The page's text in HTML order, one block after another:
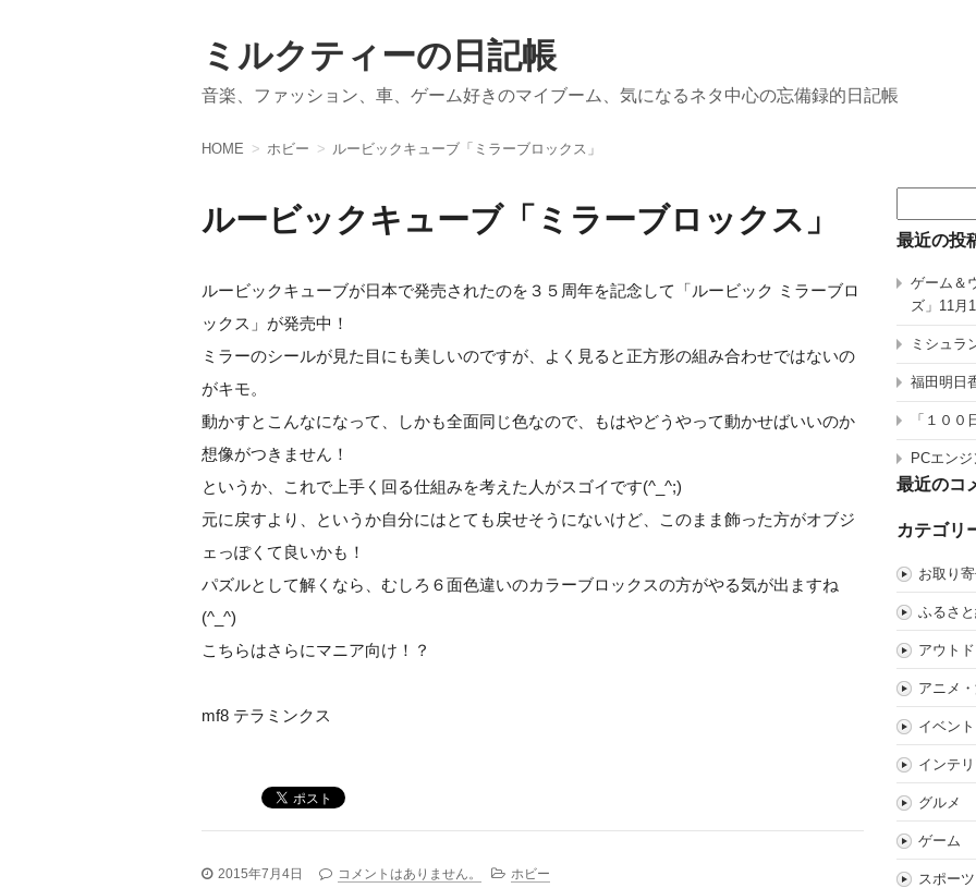
ミルクティーの日記帳
音楽、ファッション、車、ゲーム好きのマイブーム、気になるネタ中心の忘備録的日記帳
HOME ホビー ルービックキューブ「ミラーブロックス」
ルービックキューブ「ミラーブロックス」
ルービックキューブが日本で発売されたのを３５周年を記念して「ルービック ミラーブロ
ックス」が発売中！
ミラーのシールが見た目にも美しいのですが、よく見ると正方形の組み合わせではないの
がキモ。
動かすとこんなになって、しかも全面同じ色なので、もはやどうやって動かせばいいのか
想像がつきません！
というか、これで上手く回る仕組みを考えた人がスゴイです(^_^;)
元に戻すより、というか自分にはとても戻せそうにないけど、このまま飾った方がオブジ
ェっぽくて良いかも！
パズルとして解くなら、むしろ６面色違いのカラーブロックスの方がやる気が出ますね
(^_^)
こちらはさらにマニア向け！？
mf8 テラミンクス
2015年7月4日 コメントはありません。 ホビー
索:
最近の投
ゲーム＆
ズ」11月
ミシュラ
福田明日
「１０
PCエン
最近のコ
カテゴリ
お取り
ふるさ
アウト
アニメ
イベント
インテ
グルメ
ゲーム
スポーツ